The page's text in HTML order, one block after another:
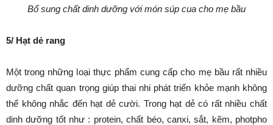
Bổ sung chất dinh dưỡng với món súp cua cho mẹ bầu
5/ Hạt dẻ rang
Một trong những loại thực phẩm cung cấp cho mẹ bầu rất nhiều
dưỡng chất quan trọng giúp thai nhi phát triển khỏe mạnh không
thể không nhắc đến hạt dẻ cười. Trong hạt dẻ có rất nhiều chất
dinh dưỡng tốt như : protein, chất béo, canxi, sắt, kẽm, photpho